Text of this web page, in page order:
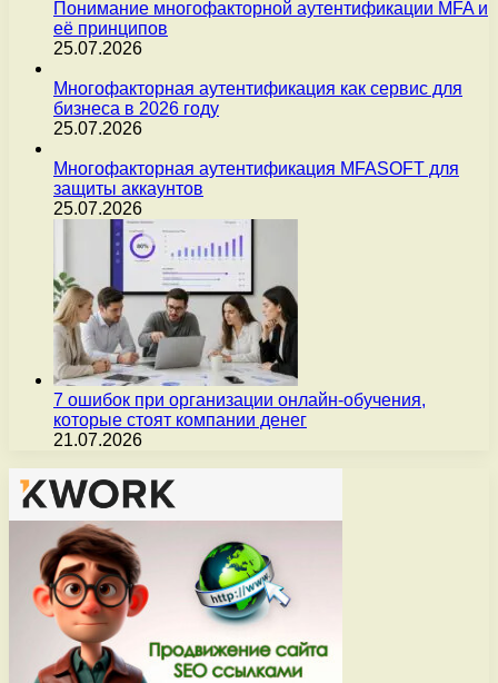
Понимание многофакторной аутентификации MFA и
её принципов
25.07.2026
Многофакторная аутентификация как сервис для
бизнеса в 2026 году
25.07.2026
Многофакторная аутентификация MFASOFT для
защиты аккаунтов
25.07.2026
7 ошибок при организации онлайн-обучения,
которые стоят компании денег
21.07.2026